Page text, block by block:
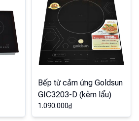
Bếp từ cảm ứng Goldsun
GIC3203-D (kèm lẩu)
1.090.000₫